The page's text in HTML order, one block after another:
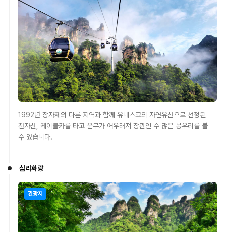
1992년 장자제의 다른 지역과 함께 유네스코의 자연유산으로 선정된
천자산, 케이블카를 타고 운무가 어우러져 장관인 수 많은 봉우리를 볼
수 있습니다.
십리화랑
관광지